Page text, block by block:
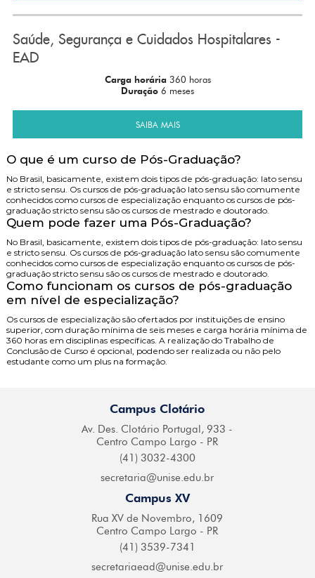
Saúde, Segurança e Cuidados Hospitalares -
EAD
Carga horária 360 horas
Duração 6 meses
SAIBA MAIS
O que é um curso de Pós-Graduação?
No Brasil, basicamente, existem dois tipos de pós-graduação: lato sensu
e stricto sensu. Os cursos de pós-graduação lato sensu são comumente
conhecidos como cursos de especialização enquanto os cursos de pós-
graduação stricto sensu são os cursos de mestrado e doutorado.
Quem pode fazer uma Pós-Graduação?
No Brasil, basicamente, existem dois tipos de pós-graduação: lato sensu
e stricto sensu. Os cursos de pós-graduação lato sensu são comumente
conhecidos como cursos de especialização enquanto os cursos de pós-
graduação stricto sensu são os cursos de mestrado e doutorado.
Como funcionam os cursos de pós-graduação
em nível de especialização?
Os cursos de especialização são ofertados por instituições de ensino
superior, com duração mínima de seis meses e carga horária mínima de
360 horas em disciplinas específicas. A realização do Trabalho de
Conclusão de Curso é opcional, podendo ser realizada ou não pelo
estudante como um plus na formação.
Campus Clotário
Av. Des. Clotário Portugal, 933 -
Centro Campo Largo - PR
(41) 3032-4300
secretaria@unise.edu.br
Campus XV
Rua XV de Novembro, 1609
Centro Campo Largo - PR
(41) 3539-7341
secretariaead@unise.edu.br